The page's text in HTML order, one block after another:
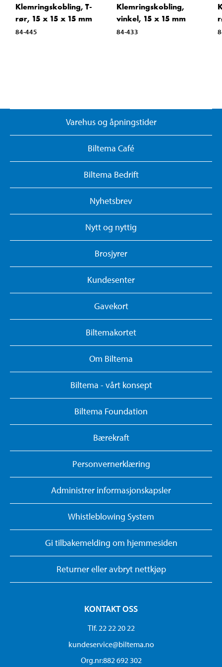
Klemringskobling, T-
rør, 15 x 15 x 15 mm
84-445
Klemringskobling,
vinkel, 15 x 15 mm
84-433
Varehus og åpningstider
Biltema Café
Biltema Bedrift
Nyhetsbrev
Nytt og nyttig
Brosjyrer
Kundesenter
Gavekort
Biltemakortet
Om Biltema
Biltema - vårt konsept
Biltema Foundation
Bærekraft
Personvernerklæring
Administrer informasjonskapsler
Whistleblowing System
Gi tilbakemelding om hjemmesiden
Returner eller avbryt nettkjøp
KONTAKT OSS
Tlf. 22 22 20 22
kundeservice@biltema.no
Org.nr:882 692 302